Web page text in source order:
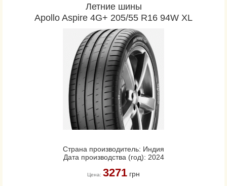
Летние шины
Apollo Aspire 4G+ 205/55 R16 94W XL
Страна производитель: Индия
Дата производства (год): 2024
Цена: 3271грн